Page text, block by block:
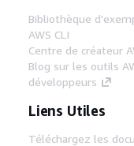
Bibliothèque
AWS CLI
Centre de créateur
Blog sur les outils
développeurs
Liens Utiles
Téléchargez les